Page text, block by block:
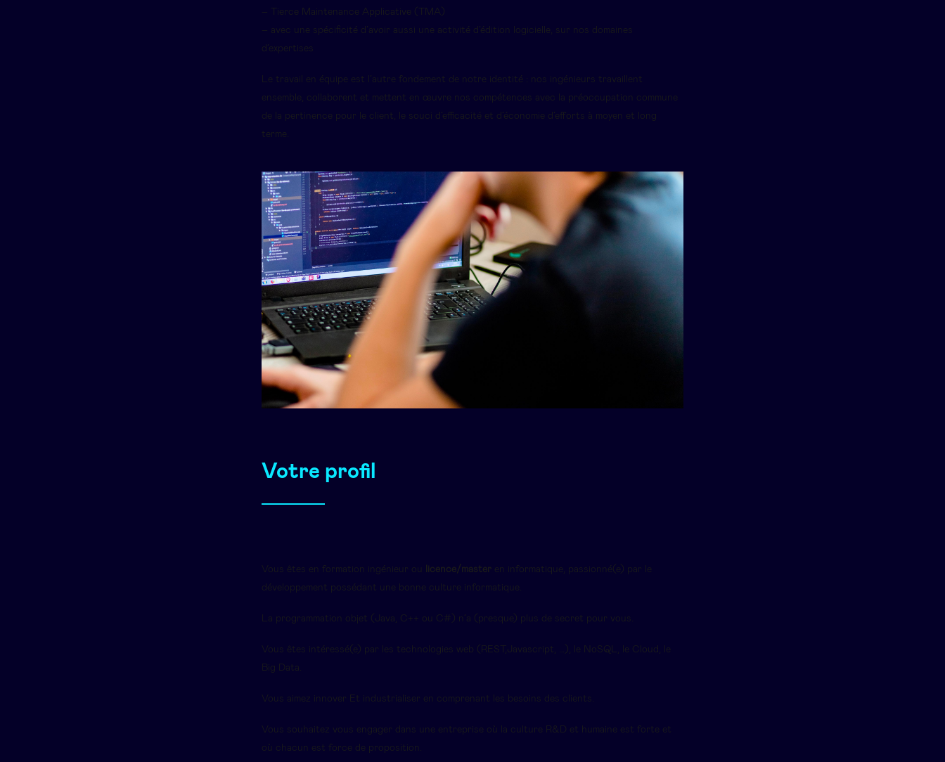
– Tierce Maintenance Applicative (TMA)
– avec une spécificité d’avoir aussi une activité d’édition logicielle, sur nos domaines
d’expertises
Le travail en équipe est l’autre fondement de notre identité : nos ingénieurs travaillent
ensemble, collaborent et mettent en œuvre nos compétences avec la préoccupation commune
de la pertinence pour le client, le souci d’efficacité et d’économie d’efforts à moyen et long
terme.
Votre profil
Vous êtes en formation ingénieur ou licence/master en informatique, passionné(e) par le
développement possédant une bonne culture informatique.
La programmation objet (Java, C++ ou C#) n’a (presque) plus de secret pour vous.
Vous êtes intéressé(e) par les technologies web (REST,Javascript, …), le NoSQL, le Cloud, le
Big Data.
Vous aimez innover Et industrialiser en comprenant les besoins des clients.
Vous souhaitez vous engager dans une entreprise où la culture R&D et humaine est forte et
où chacun est force de proposition.